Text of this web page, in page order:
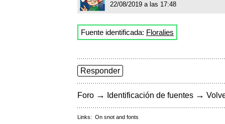
22/08/2019 a las 17:48
Fuente identificada: Floralies
Responder
Foro → Identificación de fuentes →
Links: On snot and fonts